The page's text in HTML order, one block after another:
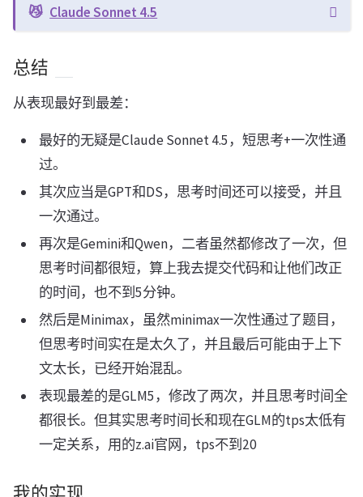
Claude Sonnet 4.5
总结
从表现最好到最差：
最好的无疑是Claude Sonnet 4.5，短思考+一次性通
过。
其次应当是GPT和DS，思考时间还可以接受，并且
一次通过。
再次是Gemini和Qwen，二者虽然都修改了一次，但
思考时间都很短，算上我去提交代码和让他们改正
的时间，也不到5分钟。
然后是Minimax，虽然minimax一次性通过了题目，
但思考时间实在是太久了，并且最后可能由于上下
文太长，已经开始混乱。
表现最差的是GLM5，修改了两次，并且思考时间全
都很长。但其实思考时间长和现在GLM的tps太低有
一定关系，用的z.ai官网，tps不到20